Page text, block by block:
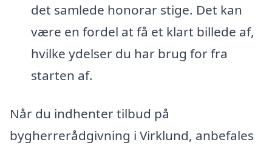
det samlede honorar stige. Det kan
være en fordel at få et klart billede af,
hvilke ydelser du har brug for fra
starten af.
Når du indhenter tilbud på
bygherrerådgivning i Virklund, anbefales